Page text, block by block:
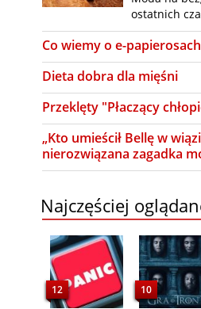
ostatnich
Co wiemy o e-
Dieta dobra dla mięśni
Przeklęty "Płaczący
„Kto umieścił Bellę w
nierozwiązana zagadka
Najczęściej
12 10